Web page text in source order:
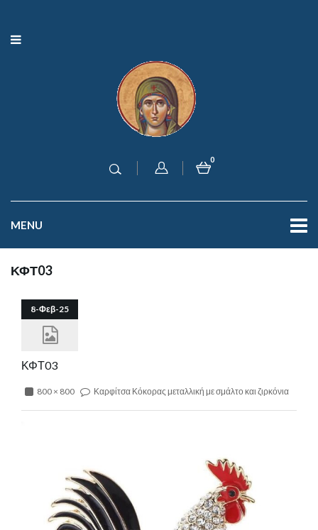
0
MENU
ΚΦΤ03
8-Φεβ-25
ΚΦΤ03
800 × 800 Καρφίτσα Κόκορας μεταλλική με σμάλτο και ζιρκόνια